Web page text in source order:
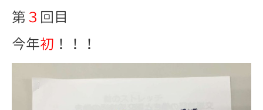
第３ 回目
今年初 ！！！